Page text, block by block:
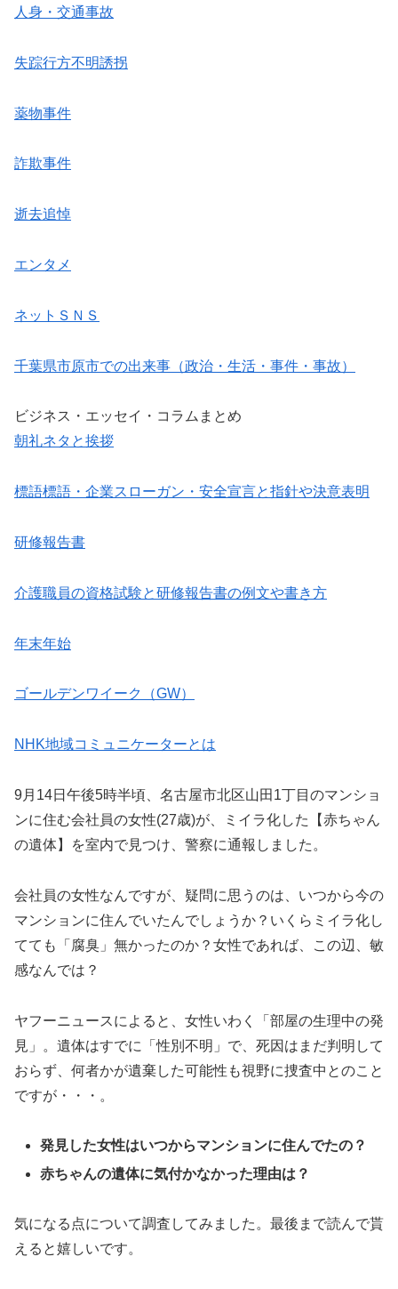
人身・交通事故
失踪行方不明誘拐
薬物事件
詐欺事件
逝去追悼
エンタメ
ネットＳＮＳ
千葉県市原市での出来事（政治・生活・事件・事故）
ビジネス・エッセイ・コラムまとめ
朝礼ネタと挨拶
標語標語・企業スローガン・安全宣言と指針や決意表明
研修報告書
介護職員の資格試験と研修報告書の例文や書き方
年末年始
ゴールデンワイーク（GW）
NHK地域コミュニケーターとは
9月14日午後5時半頃、名古屋市北区山田1丁目のマンショ
ンに住む会社員の女性(27歳)が、ミイラ化した【赤ちゃん
の遺体】を室内で見つけ、警察に通報しました。
会社員の女性なんですが、疑問に思うのは、いつから今の
マンションに住んでいたんでしょうか？いくらミイラ化し
てても「腐臭」無かったのか？女性であれば、この辺、敏
感なんでは？
ヤフーニュースによると、女性いわく「部屋の生理中の発
見」。遺体はすでに「性別不明」で、死因はまだ判明して
おらず、何者かが遺棄した可能性も視野に捜査中とのこと
ですが・・・。
発見した女性はいつからマンションに住んでたの？
赤ちゃんの遺体に気付かなかった理由は？
気になる点について調査してみました。最後まで読んで貰
えると嬉しいです。